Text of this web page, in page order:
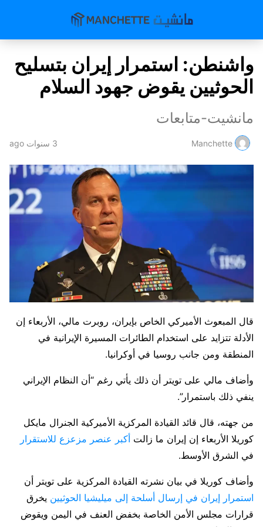
واشنطن: استمرار إيران بتسليح
الحوثيين يقوض جهود السلام
مانشيت-متابعات
Manchette 3 سنوات ago
قال المبعوث الأميركي الخاص بإيران، روبرت مالي، الأربعاء إن
الأدلة تتزايد على استخدام الطائرات المسيرة الإيرانية في
المنطقة ومن جانب روسيا في أوكرانيا.
وأضاف مالي على تويتر أن ذلك يأتي رغم “أن النظام الإيراني
ينفي ذلك باستمرار”.
من جهته، قال قائد القيادة المركزية الأميركية الجنرال مايكل
كوريلا الأربعاء إن إيران ما زالت أكبر عنصر مزعزع للاستقرار
في الشرق الأوسط.
وأضاف كوريلا في بيان نشرته القيادة المركزية على تويتر أن
استمرار إيران في إرسال أسلحة إلى ميليشيا الحوثيين يخرق
قرارات مجلس الأمن الخاصة بخفض العنف في اليمن ويقوض